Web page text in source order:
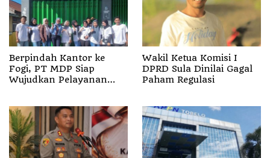
Berpindah Kantor ke
Fogi, PT MDP Siap
Wujudkan Pelayanan
Wakil Ketua Komisi I
DPRD Sula Dinilai Gagal
Paham Regulasi